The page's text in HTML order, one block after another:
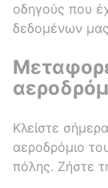
οδηγούς που
δεδομένων
Κλείστε
αεροδρόμιο
πόλης. Ζήστε